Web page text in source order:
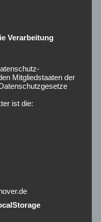
Thema – sie ist
im Verein:
Und das ist unsere
oder Herkunft – wie
deine Gedanken!
Verarbeitung
Mitgliedstaaten der
ist die: